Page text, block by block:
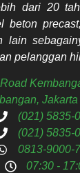
dari 20
beton
lain
pelanggan
(021) 5835-
(021) 5835-
0813-9000-
07:30 -